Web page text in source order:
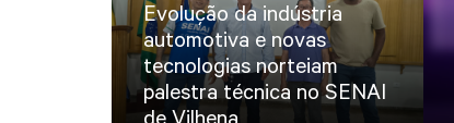
Evolução da indústria
automotiva e novas
tecnologias norteiam
palestra técnica no SENAI
de Vilhena